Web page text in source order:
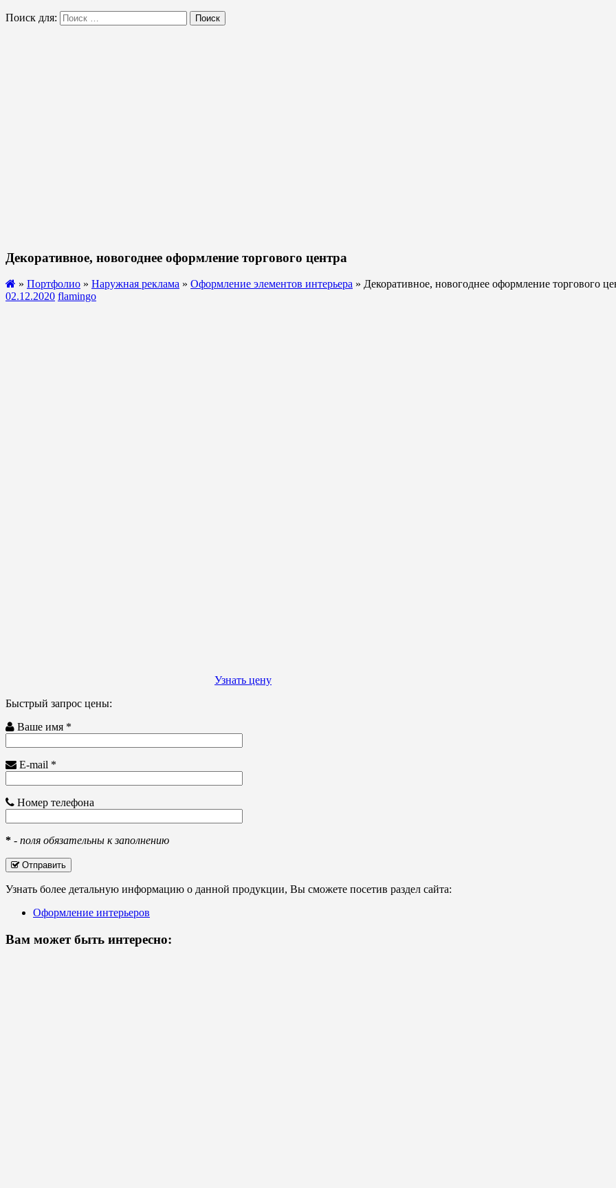
Поиск для: Поиск
Декоративное, новогоднее оформление торгового центра
» Портфолио » Наружная реклама » Оформление элементов интерьера » Декоративное, новогоднее оформление торгового
02.12.2020 flamingo
Узнать цену
Быстрый запрос цены:
Ваше имя *
E-mail *
Номер телефона
* - поля обязательны к заполнению
Отправить
Узнать более детальную информацию о данной продукции, Вы сможете посетив раздел сайта:
Оформление интерьеров
Вам может быть интересно: